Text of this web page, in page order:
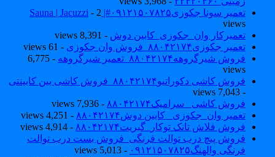
تعمیر سونا جکوزی۰۹۱۲۱۵۰۷۸۲۵#| Sauna | Jacuzzi
- 2
views
تعمیرکار وان_جکوزی_کابین دوش- 8,391 views
تعمیر جکوزی۸۸۰۴۲۱۷۴_فروش وان جکوزی
- 61 views
فروش شیرگروهه۸۸۰۴۲۱۷۴_تعمیر شیرگروهه
- 6,775
views
فروش کاشی دکوراتیو۸۸۰۴۲۱۷۴_فروش کاشی بین کابینتی
فروش کاشی _سرامیک۸۸۰۴۲۱۷۴
- 7,936 views
تعمیر وان_جکوزی_ کابین دوش۸۸۰۴۲۱۷۴
- 4,251 views
فروش فلاش تانک توکار_گبریت۸۸۰۴۲۱۷۴
- 4,914 views
فروش پیچ درب توالت فرنگی_فروش بست درب توالت
فرنگی والهنگ۰۹۱۲۱۵۰۷۸۲۵
- 5,013 views